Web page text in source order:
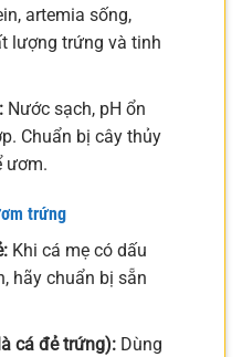
artemia sống,
lượng trứng và tinh
Nước sạch, pH ổn
Chuẩn bị cây thủy
ươm.
trứng
Khi cá mẹ có dấu
hãy chuẩn bị sẵn
cá đẻ trứng):Dùng